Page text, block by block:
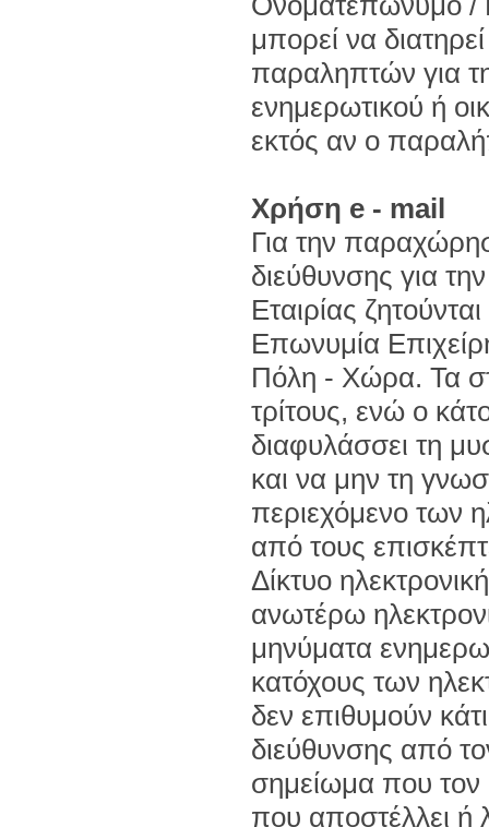
μπορεί να
παραληπτών για
ενημερωτικού ή
εκτός αν ο
Χρήση e - mail
Για την
διεύθυνσης για
Εταιρίας
Επωνυμία
Πόλη - Χώρα. Τα
τρίτους, ενώ ο
διαφυλάσσει τη
και να μην τη
περιεχόμενο των
από τους
Δίκτυο
ανωτέρω
μηνύματα
κατόχους των
δεν επιθυμούν
διεύθυνσης από
σημείωμα που τον
που αποστέλλει ή